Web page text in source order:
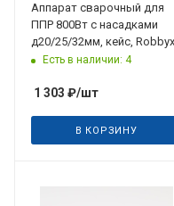
Аппарат сварочный для
ППР 800Вт с насадками
д20/25/32мм, кейс, Robbyx
Есть в наличии: 4
1 303 ₽/шт
В КОРЗИНУ